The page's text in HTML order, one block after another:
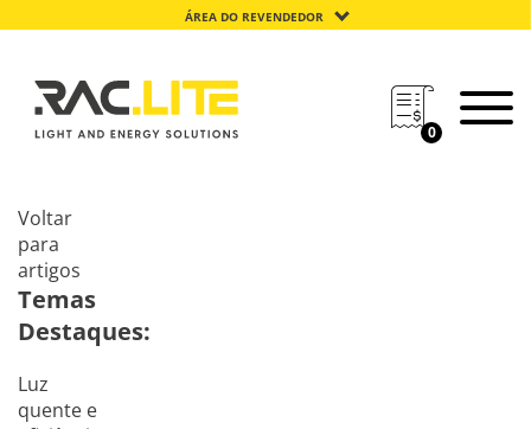
ÁREA DO REVENDEDOR
0
Voltar
para
artigos
Temas
Destaques:
Luz
quente e